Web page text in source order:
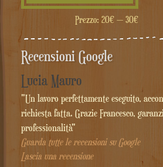
Min
Max
Prezzo: 20€— 30€
Recensioni Google
Lucia Mauro
"Un lavoro perfettamente eseguito,
richiesta fatta. Grazie Francesco,
professionalità"
Guarda tutte le recensioni su Google
Lascia una recensione